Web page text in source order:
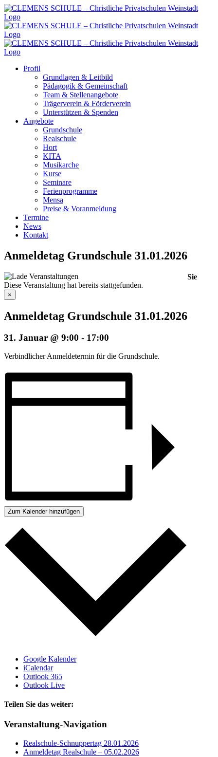
Zum
Inhalt
springen
Profil
Grundlagen & Leitbild
Pädagogik & Gemeinschaft
Team & Stellenangebote
Trägerverein & Förderverein
Unterstützen & Spenden
Angebote
Grundschule
Realschule
Hort
KITA
Musikarche
Kurse
Seminare
Ferienprogramme
Mensa
Preise & Voranmeldung
Termine
News
Kontakt
Anmeldetag Grundschule 31.01.2026
Diese Veranstaltung hat bereits stattgefunden.
×
Anmeldetag Grundschule 31.01.2026
31. Januar @ 9:00 - 17:00
Verbindlicher Anmeldetermin für die Grundschule.
Zum Kalender hinzufügen
Google Kalender
iCalendar
Outlook 365
Outlook Live
Teilen Sie das weiter:
Facebook
X
E-
Veranstaltung-Navigation
Realschule-Schnuppertag 28.01.2026
Anmeldetag Realschule – 05.02.2026
Sie